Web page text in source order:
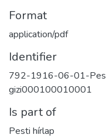
Format
application/pdf
Identifier
792-1916-06-01-
gizi000100010001
Is part of
Pesti hírlap